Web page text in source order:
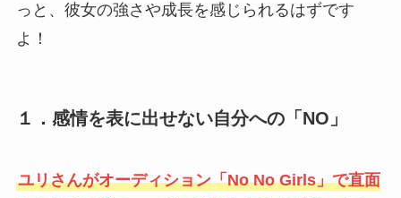
っと、彼女の強さや成長を感じられるはずです
よ！
１．感情を表に出せない自分への「NO」
ユリさんがオーディション「No No Girls」で直面